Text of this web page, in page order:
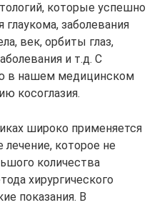
которые успешно
глаукома, заболевания
век, орбиты глаз,
и т.д. С
в нашем медицинском
косоглазия.
широко применяется
лечение, которое не
количества
хирургического
показания. В